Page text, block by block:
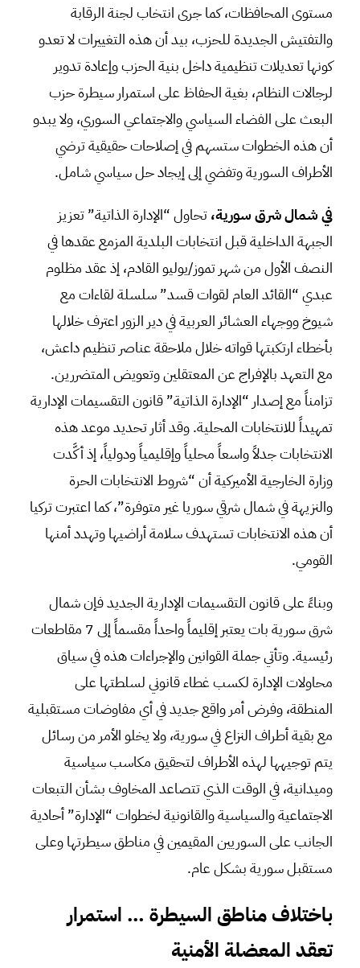
مستوى المحافظات، كما جرى انتخاب لجنة الرقابة
والتفتيش الجديدة للحزب، بيد أن هذه التغييرات لا تعدو
كونها تعديلات تنظيمية داخل بنية الحزب وإعادة تدوير
لرجالات النظام، بغية الحفاظ على استمرار سيطرة حزب
البعث على الفضاء السياسي والاجتماعي السوري، ولا يبدو
أن هذه الخطوات ستسهم في إصلاحات حقيقية ترضي
الأطراف السورية وتفضي إلى إيجاد حل سياسي شامل.
في شمال شرق سورية،تحاول “الإدارة الذاتية” تعزيز
الجبهة الداخلية قبل انتخابات البلدية المزمع عقدها في
النصف الأول من شهر تموز/يوليو القادم، إذ عقد مظلوم
عبدي “القائد العام لقوات قسد” سلسلة لقاءات مع
شيوخ ووجهاء العشائر العربية في دير الزور اعترف خلالها
بأخطاء ارتكبتها قواته خلال ملاحقة عناصر تنظيم داعش،
مع التعهد بالإفراج عن المعتقلين وتعويض المتضررين.
تزامناً مع إصدار “الإدارة الذاتية” قانون التقسيمات الإدارية
تمهيداً للانتخابات المحلية. وقد أثار تحديد موعد هذه
الانتخابات جدلاً واسعاً محلياً وإقليمياً ودولياً، إذ أكَّدت
وزارة الخارجية الأميركية أن “شروط الانتخابات الحرة
والنزيهة في شمال شرقي سوريا غير متوفرة”، كما اعتبرت تركيا
أن هذه الانتخابات تستهدف سلامة أراضيها وتهدد أمنها
القومي.
وبناءً على قانون التقسيمات الإدارية الجديد فإن شمال
شرق سورية بات يعتبر إقليماً واحداً مقسماً إلى 7 مقاطعات
رئيسية. وتأتي جملة القوانين والإجراءات هذه في سياق
محاولات الإدارة لكسب غطاء قانوني لسلطتها على
المنطقة، وفرض أمر واقع جديد في أي مفاوضات مستقبلية
مع بقية أطراف النزاع في سورية، ولا يخلو الأمر من رسائل
يتم توجيهها لهذه الأطراف لتحقيق مكاسب سياسية
وميدانية، في الوقت الذي تتصاعد المخاوف بشأن التبعات
الاجتماعية والسياسية والقانونية لخطوات “الإدارة” أحادية
الجانب على السوريين المقيمين في مناطق سيطرتها وعلى
مستقبل سورية بشكل عام.
باختلاف مناطق السيطرة … استمرار
تعقد المعضلة الأمنية